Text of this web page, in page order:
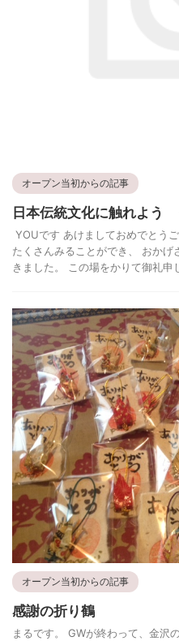
オープン当初からの記事
日本伝統文化に触れよう
YOUです あけましておめでとう
たくさんみることができ、 おか
きました。 この場をかりて御礼
オープン当初からの記事
感謝の折り鶴
まるです。 GWが終わって、金沢